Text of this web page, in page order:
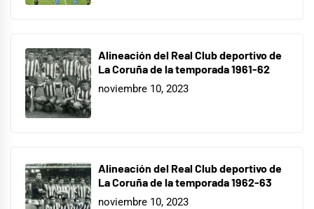
Alineación del Real Club deportivo de
La Coruña de la temporada 1961-62
noviembre 10, 2023
Alineación del Real Club deportivo de
La Coruña de la temporada 1962-63
noviembre 10, 2023